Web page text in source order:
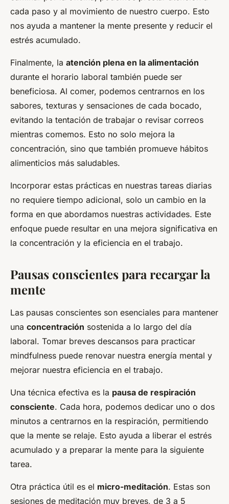
cada paso y al movimiento de nuestro cuerpo. Esto
nos ayuda a mantener la mente presente y reducir el
estrés acumulado.
Finalmente, la atención plena en la alimentación
durante el horario laboral también puede ser
beneficiosa. Al comer, podemos centrarnos en los
sabores, texturas y sensaciones de cada bocado,
evitando la tentación de trabajar o revisar correos
mientras comemos. Esto no solo mejora la
concentración, sino que también promueve hábitos
alimenticios más saludables.
Incorporar estas prácticas en nuestras tareas diarias
no requiere tiempo adicional, solo un cambio en la
forma en que abordamos nuestras actividades. Este
enfoque puede resultar en una mejora significativa en
la concentración y la eficiencia en el trabajo.
Pausas conscientes para recargar la
mente
Las pausas conscientes son esenciales para mantener
una concentración sostenida a lo largo del día
laboral. Tomar breves descansos para practicar
mindfulness puede renovar nuestra energía mental y
mejorar nuestra eficiencia en el trabajo.
Una técnica efectiva es la pausa de respiración
consciente. Cada hora, podemos dedicar uno o dos
minutos a centrarnos en la respiración, permitiendo
que la mente se relaje. Esto ayuda a liberar el estrés
acumulado y a preparar la mente para la siguiente
tarea.
Otra práctica útil es el micro-meditación. Estas son
sesiones de meditación muy breves, de 3 a 5